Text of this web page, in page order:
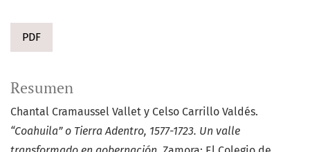
PDF
Resumen
Chantal Cramaussel Vallet y Celso Carrillo Valdés.
“Coahuila” o Tierra Adentro, 1577-1723. Un valle